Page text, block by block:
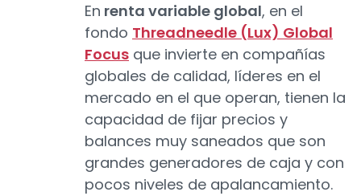
En renta variable global, en el
fondo Threadneedle (Lux) Global
Focus que invierte en compañías
globales de calidad, líderes en el
mercado en el que operan, tienen la
capacidad de fijar precios y
balances muy saneados que son
grandes generadores de caja y con
pocos niveles de apalancamiento.